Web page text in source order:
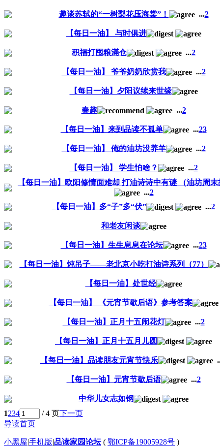
趣谈苏轼的“一树梨花压海棠”！ ...2
【每日一油】 与时俱进
积福打囤粮滿仓 ...2
【每日一油】 爷爷奶奶欣赏我 ...2
【每日一油】夕阳议续来世缘
春趣 ...2
【每日一油】来到品读不孤单 ...23
【每日一油】 俺的油坊没养羊 ...2
【每日一油】 学生怕啥？ ...2
【每日一油】欧阳修情面难却 打油诗诗中有谜 （油坊周
...2
【每日一油】多“子”多“伏”
...2
和老友闲谈
【每日一油】生生息息在论坛 ...23
【每日一油】炖吊子——老北京小吃打油诗系列（77）
【每日一油】处世经
【每日一油】 《元宵节歇后语》参考答案
【每日一油】正月十五闹花灯 ...2
【每日一油】正月十五月儿圆
【每日一油】品读朋友元宵节快乐
【每日一油】元宵节歇后语 ...2
中华儿女志如钢
1234 / 4 页下一页
导读首页
小黑屋|手机版|品读家园论坛( 鄂ICP备19005928号 )